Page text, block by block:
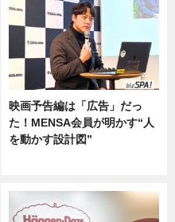
映画予告編は「広告」だっ
た！MENSA会員が明かす“人
を動かす設計図”